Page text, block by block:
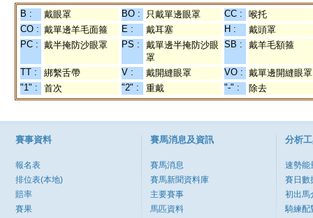
B : 戴眼罩 BO : 只戴單邊眼罩 CC :
喉托
CO : 戴單邊羊毛面箍 E : 戴耳塞 H :
戴頭罩
PC : 戴半掩防沙眼罩 PS :
戴單邊半掩防沙眼
罩
SB : 戴羊毛額箍
TT : 綁繫舌帶 V : 戴開縫眼罩 VO : 戴單邊開縫眼罩
"1" :
首次 "2" : 重戴 "-" : 除去
賽事資料
報名表
排位表(本地)
賠率
賽果
賽馬消息及資訊
賽馬消息
賽馬新聞資料庫
主要賽事
馬匹資料
分析
速勢能
賽日數
初出馬
騎練配